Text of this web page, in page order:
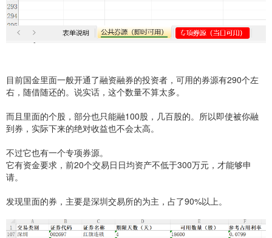
目前国金里面一般开通了融资融券的投资者，可用的券源有290个左
右，随借随还的。说实话，这个数量不算太多。
而且里面的个股，部分也只能融100股，几百股的。所以即使被你融
到券，实际下来的绝对收益也不会太高。
不过它也有一个专项券源。
它有资金要求，前20个交易日日均资产不低于300万元，才能够申
请。
发现里面的券，主要是深圳交易所的为主，占了90%以上。